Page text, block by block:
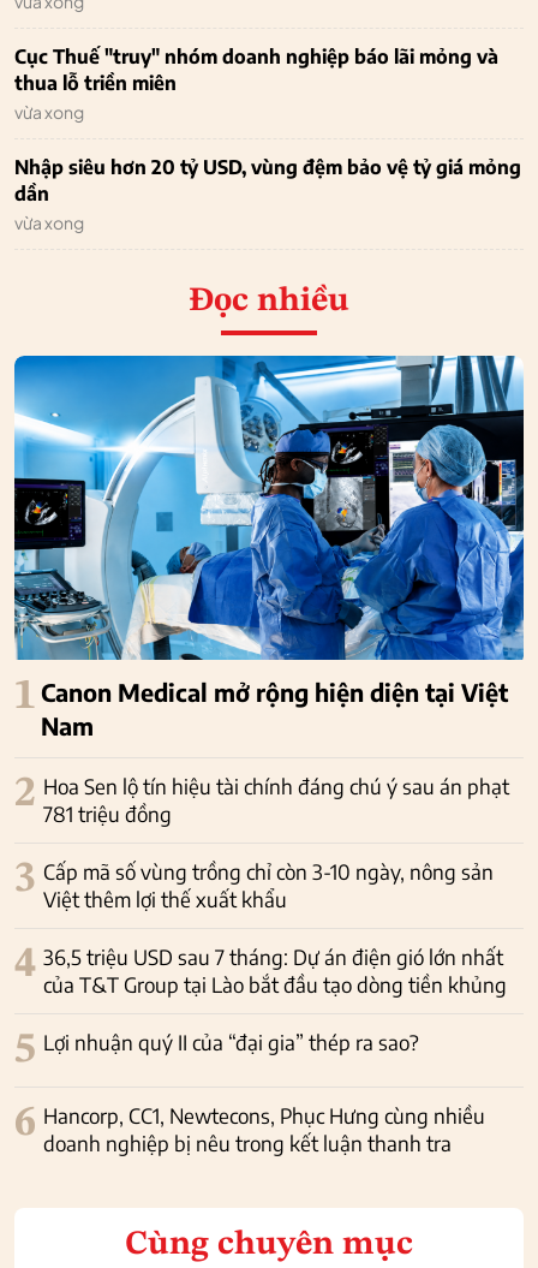
Cục Thuế "truy" nhóm doanh nghiệp báo lãi mỏng và
thua lỗ triền miên
vừa xong
Nhập siêu hơn 20 tỷ USD, vùng đệm bảo vệ tỷ giá mỏng
dần
vừa xong
Đọc nhiều
1 Canon Medical mở rộng hiện diện tại Việt
Nam
2 Hoa Sen lộ tín hiệu tài chính đáng chú ý sau án phạt
781 triệu đồng
3 Cấp mã số vùng trồng chỉ còn 3-10 ngày, nông sản
Việt thêm lợi thế xuất khẩu
4 36,5 triệu USD sau 7 tháng: Dự án điện gió lớn nhất
của T&T Group tại Lào bắt đầu tạo dòng tiền khủng
5 Lợi nhuận quý II của “đại gia” thép ra sao?
6 Hancorp, CC1, Newtecons, Phục Hưng cùng nhiều
doanh nghiệp bị nêu trong kết luận thanh tra
Cùng chuyên mục